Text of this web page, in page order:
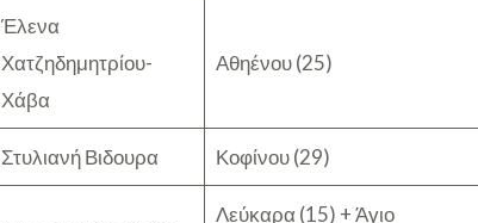
Έλενα
Χατζηδημητρίου-
Χάβα
Αθηένου (25)
Στυλιανή Βιδουρα Κοφίνου (29)
Λεύκαρα (15) + Άγιο